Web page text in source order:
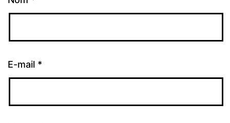
E-mail *